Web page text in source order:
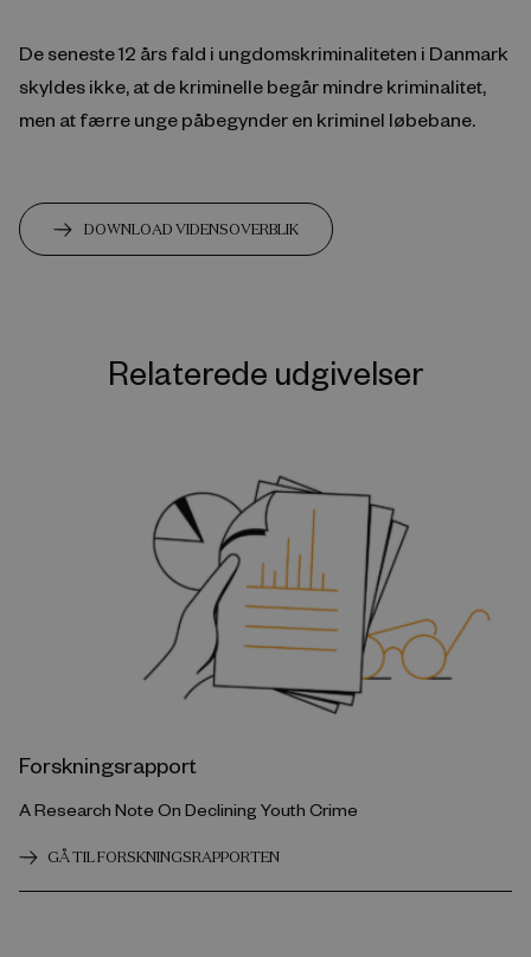
De seneste 12 års fald i ungdomskriminaliteten i Danmark
skyldes ikke, at de kriminelle begår mindre kriminalitet,
men at færre unge påbegynder en kriminel løbebane.
DOWNLOAD VIDENSOVERBLIK
Relaterede udgivelser
Forskningsrapport
A Research Note On Declining Youth Crime
GÅ TIL FORSKNINGSRAPPORTEN